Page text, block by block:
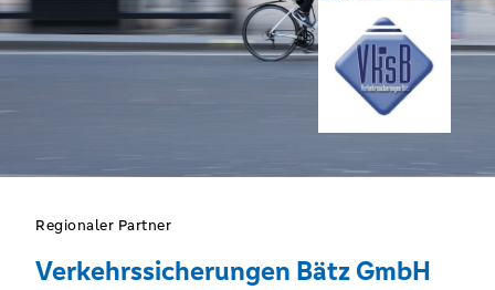
Regionaler Partner
Verkehrssicherungen Bätz GmbH